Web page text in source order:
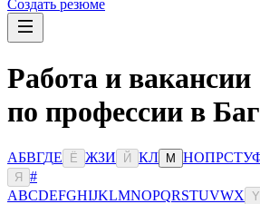
Создать резюме
Работа и вакансии
по профессии в
АБВГДЕ Ё ЖЗИ Й КЛ М НОПРСТУ
Я
#
ABCDEFGHIJKLMNOPQRSTUVWX Y